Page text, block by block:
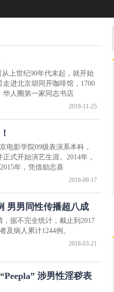
上世纪90年代末起，就开始
进北京胡同开咖啡馆，1700
华人圈第一家同志书店
2019-11-25
电影学院09级表演系本科，
式开始演艺生涯。2014年，
年，凭借励志喜
2019-09-17
男男同性传播超八成
据不完全统计，截止到2017
及病人累计1244例。
2018-03-21
涉男性淫秽表